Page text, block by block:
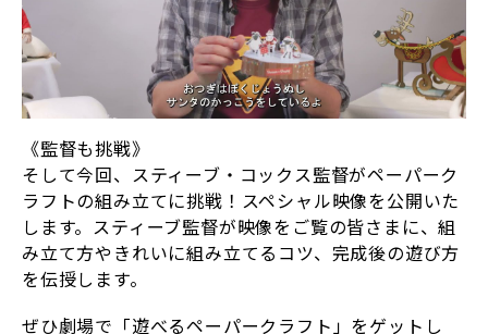
《監督も挑戦》
そして今回、スティーブ・コックス監督がペーパーク
ラフトの組み立てに挑戦！スペシャル映像を公開いた
します。スティーブ監督が映像をご覧の皆さまに、組
み立て方やきれいに組み立てるコツ、完成後の遊び方
を伝授します。
ぜひ劇場で「遊べるペーパークラフト」をゲットし